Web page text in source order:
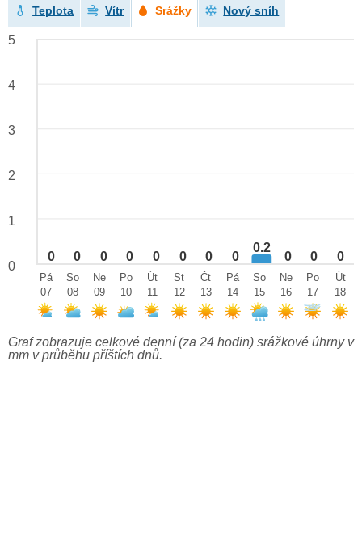
Teplota Vítr Srážky Nový sníh
0 0 0 0 0 0 0 0
0.2
0 0 0
5
4
3
2
1
0
Pá
07
So
08
Ne
09
Po
10
Út
11
St
12
Čt
13
Pá
14
So
15
Ne
16
Po
17
Út
18
Graf zobrazuje celkové denní (za 24 hodin) srážkové úhrny v
mm v průběhu příštích dnů.